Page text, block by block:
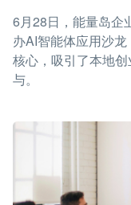
6月28日，能量岛企
办AI智能体应用沙
核心，吸引了本地
与。